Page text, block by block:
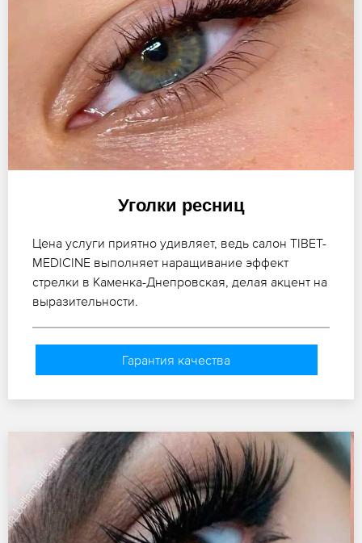
Уголки ресниц
Цена услуги приятно удивляет, ведь салон TIBET-
MEDICINE выполняет наращивание эффект
стрелки в Каменка-Днепровская, делая акцент на
выразительности.
Гарантия качества